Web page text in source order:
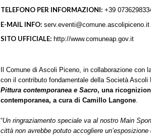
TELEFONO PER INFORMAZIONI: +39
E-MAIL INFO: serv.eventi@comune.ascolipiceno.it
SITO UFFICIALE: http://www.comuneap.gov.it
Il Comune di Ascoli Piceno, in collaborazione
con il contributo fondamentale della Società
Pittura contemporanea e Sacro, una
contemporanea, a cura di Camillo Langone.
“Un ringraziamento speciale va al nostro Main
città non avrebbe potuto accogliere